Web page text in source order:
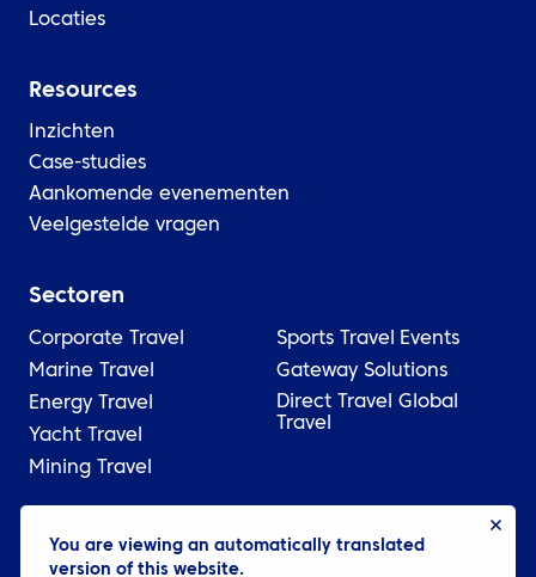
You are viewing an automatically translated
version of this website.
Locaties
Resources
Inzichten
Case-studies
Aankomende evenementen
Veelgestelde vragen
Sectoren
Corporate Travel
Marine Travel
Energy Travel
Yacht Travel
Mining Travel
Sports Travel
Events
Gateway Solutions
Direct Travel Global
Travel
© 2026 ATPI
Wettelijk
Privacybeleid Cookie settings